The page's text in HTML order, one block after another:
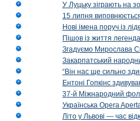
У Луцьку зіграють на
15 липня
Нові імена поруч із
Пішов із життя
Згадуємо Мирослава
Закарпатський
“Він нас ще сильно
Ентоні Гопкінс
37-й Міжнародний
Українська Opera
Літо у Львові — час